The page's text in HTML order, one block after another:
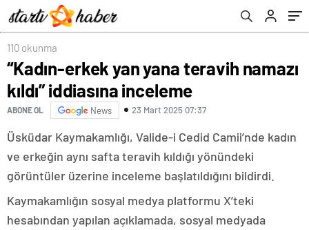
110 okunma
“Kadın-erkek yan yana teravih namazı
kıldı” iddiasına inceleme
ABONE OL News 23 Mart 2025 07:37
Üsküdar Kaymakamlığı, Valide-i Cedid Camii’nde kadın
ve erkeğin aynı safta teravih kıldığı yönündeki
görüntüler üzerine inceleme başlatıldığını bildirdi.
Kaymakamlığın sosyal medya platformu X’teki
hesabından yapılan açıklamada, sosyal medyada